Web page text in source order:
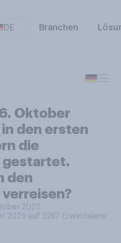
DE Branchen
Oktober
den ersten
die
gestartet.
den
2025
2025 auf 3287 Erwachsene